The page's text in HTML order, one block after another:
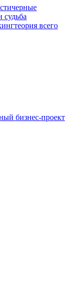
черные
судьба
теория всего
бизнес-проект